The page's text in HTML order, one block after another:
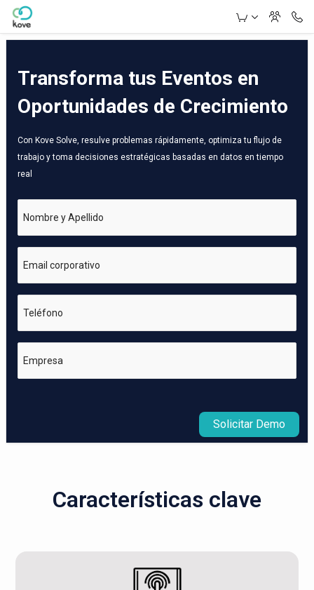
Skip to Main Content
Transforma tus Eventos en
Oportunidades de Crecimiento
Con Kove Solve, resulve problemas rápidamente, optimiza tu flujo de
trabajo y toma decisiones estratégicas basadas en datos en tiempo
real
Nombre y Apellido
Email corporativo
Teléfono
Empresa
Solicitar Demo
Características clave